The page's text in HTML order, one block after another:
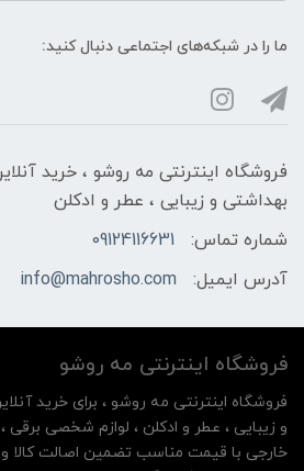
ما را در شبکه‌های اجتماعی دنبال کنید:
فروشگاه اینترنتی مه‌ رو‌شو ، خرید
بهداشتی و زیبایی ، عطر و ادکلن
شماره تماس:
09124116631
آدرس ایمیل:
info@mahrosho.com
فروشگاه اینترنتی مه‌ رو‌شو
فروشگاه اینترنتی مه‌ رو‌شو ، برای خرید
و زیبایی ، عطر و ادکلن ، لوازم شخصی برقی ،
خارجی با قیمت مناسب تضمین اصالت کالا و